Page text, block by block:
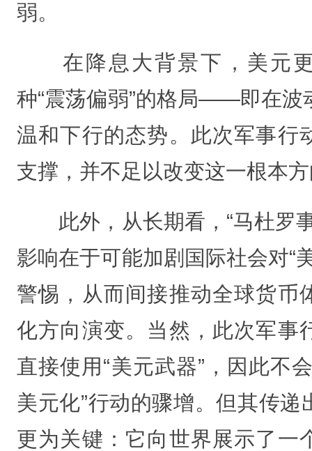
弱。
在降息大背景下，美元更
种“震荡偏弱”的格局——即在波
温和下行的态势。此次军事行
支撑，并不足以改变这一根本
此外，从长期看，“马杜罗
影响在于可能加剧国际社会对“
警惕，从而间接推动全球货币
化方向演变。当然，此次军事
直接使用“美元武器”，因此不
美元化”行动的骤增。但其传递
更为关键：它向世界展示了一